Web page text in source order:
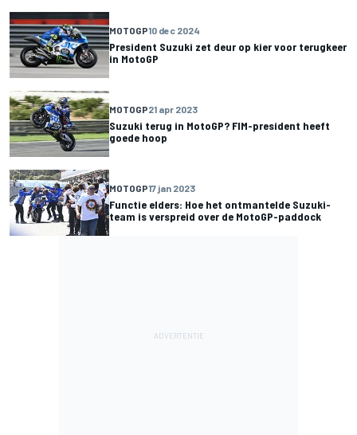
MOTOGP10 dec 2024
President Suzuki zet deur op kier voor terugkeer
in MotoGP
MOTOGP21 apr 2023
Suzuki terug in MotoGP? FIM-president heeft
goede hoop
MOTOGP17 jan 2023
Functie elders: Hoe het ontmantelde Suzuki-
team is verspreid over de MotoGP-paddock